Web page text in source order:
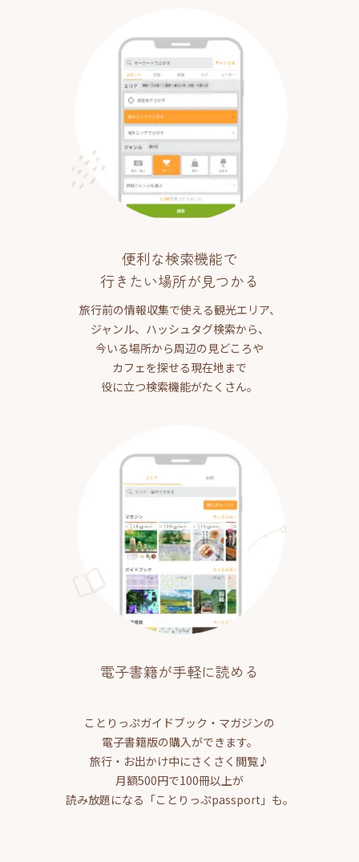
便利な検索機能で
行きたい場所が見つかる
旅行前の情報収集で使える観光エリア、
ジャンル、ハッシュタグ検索から、
今いる場所から周辺の見どころや
カフェを探せる現在地まで
役に立つ検索機能がたくさん。
電子書籍が手軽に読める
ことりっぷガイドブック・マガジンの
電子書籍版の購入ができます。
旅行・お出かけ中にさくさく閲覧♪
月額500円で100冊以上が
読み放題になる「ことりっぷpassport」も。